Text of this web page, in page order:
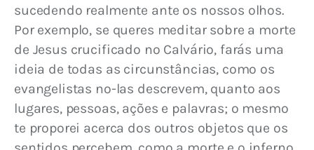
sucedendo realmente ante os nossos olhos.
Por exemplo, se queres meditar sobre a morte
de Jesus crucificado no Calvário, farás uma
ideia de todas as circunstâncias, como os
evangelistas no-las descrevem, quanto aos
lugares, pessoas, ações e palavras; o mesmo
te proporei acerca dos outros objetos que os